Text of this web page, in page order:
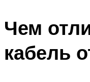
Чем
кабель